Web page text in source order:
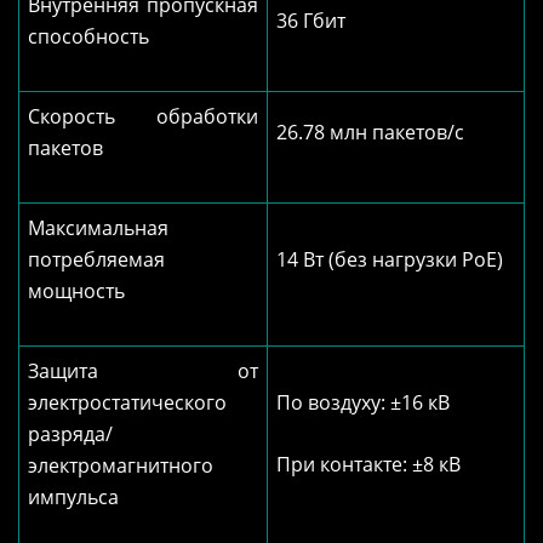
способность
36 Гбит
Скорость обработки
пакетов
26.78 млн пакетов/с
Максимальная
потребляемая
мощность
14 Вт (без нагрузки PoE)
Защита от
электростатического
разряда/
электромагнитного
импульса
По воздуху: ±16 кВ
При контакте: ±8 кВ